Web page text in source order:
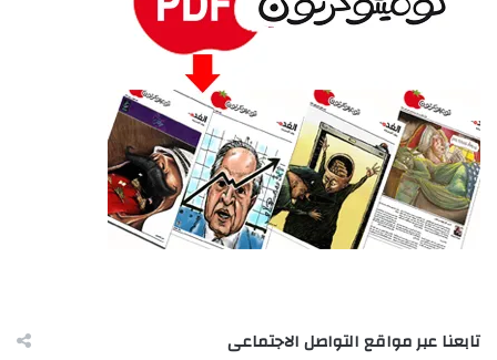
تابعنا عبر مواقع التواصل الاجتماعى